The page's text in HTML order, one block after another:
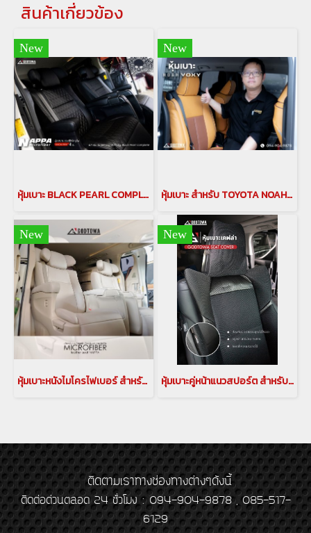
สินค้าเกี่ยวข้อง
New
หุ้มเบาะ BLACK PEARL COMPLETE รุ่น SUPER COMFORT เกรดพรีเมียม NAPPA MICRO FIBER สำหรับ ALPHARD / VELFIRE 20 รุ่นปี 2008-2014
New
หุ้มเบาะ สำหรับ TOYOTA NOAH / VOXY เบาะ noah voxy หุ้มเบาะรถยนต์ Noah 90
New
หุ้มเบาะหนังไมโครไฟเบอร์ สำหรับรถยนต์ ALPHARD / VELLFIRE 20 เกรด NAPPA เบาะหนังอัลพาร์ด เบาะหนังALPHARD เบาะVELLFIRE
New
หุ้มเบาะคู่หน้าแนวสปอร์ต สำหรับรถยนต์ ALPHARD / VELLFIRE คลุมเบาะ คลุมเบาะอัลพาร์ด คลุมเบาะเวลไฟร์ หุ้มเบาะอัลพาร์ด เวลไฟร์ ALPHARD VELLFIRE SEAT PROTECT ALPHARD ACCESSORY
ติดตามเราทางช่องทางต่างๆดังนี้
ติดต่อด่วนตลอด 24 ชั่วโมง : 094-904-9878 , 085-517-
6129